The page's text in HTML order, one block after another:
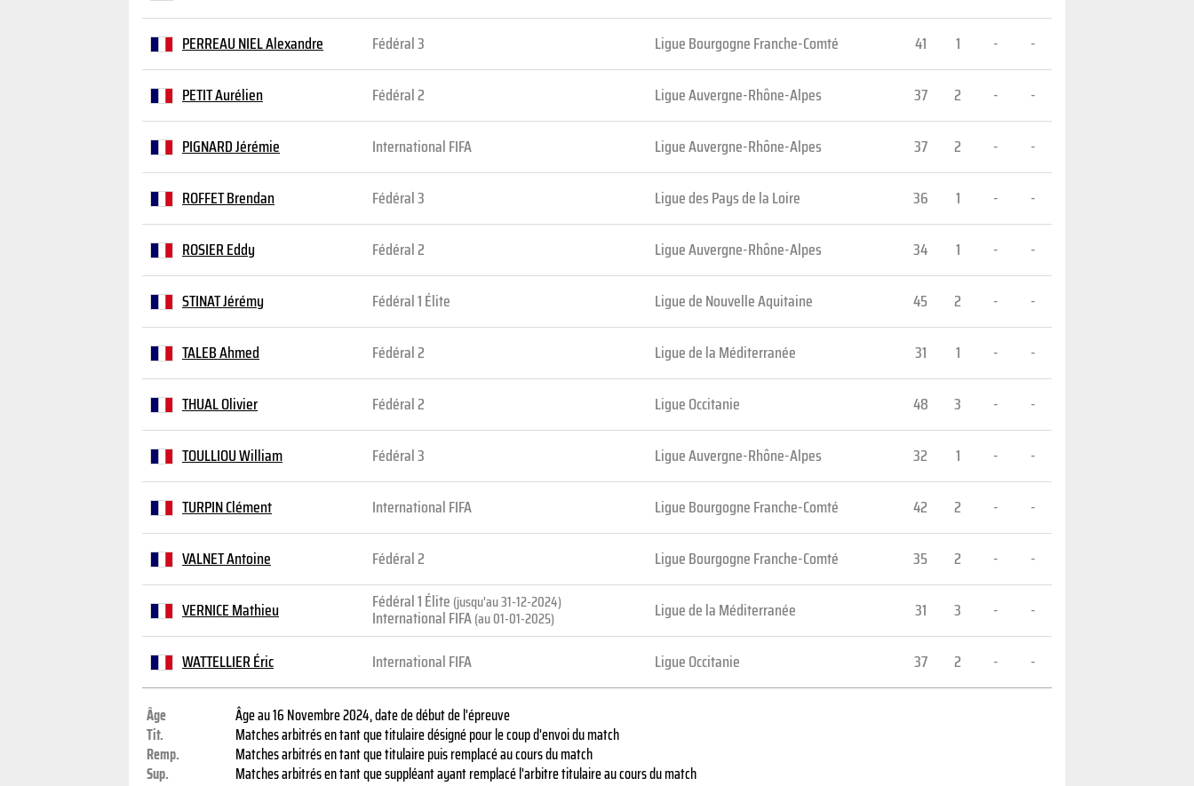
PERREAU NIEL Alexandre Fédéral 3 Ligue Bourgogne Franche-Comté 41 1 - -
PETIT Aurélien Fédéral 2 Ligue Auvergne-Rhône-Alpes 37 2 - -
PIGNARD Jérémie International FIFA Ligue Auvergne-Rhône-Alpes 37 2 - -
ROFFET Brendan Fédéral 3 Ligue des Pays de la Loire 36 1 - -
ROSIER Eddy Fédéral 2 Ligue Auvergne-Rhône-Alpes 34 1 - -
STINAT Jérémy Fédéral 1 Élite Ligue de Nouvelle Aquitaine 45 2 - -
TALEB Ahmed Fédéral 2 Ligue de la Méditerranée 31 1 - -
THUAL Olivier Fédéral 2 Ligue Occitanie 48 3 - -
TOULLIOU William Fédéral 3 Ligue Auvergne-Rhône-Alpes 32 1 - -
TURPIN Clément International FIFA Ligue Bourgogne Franche-Comté 42 2 - -
VALNET Antoine Fédéral 2 Ligue Bourgogne Franche-Comté 35 2 - -
VERNICE Mathieu Fédéral 1 Élite (jusqu'au 31-12-2024)
International FIFA(au 01-01-2025) Ligue de la Méditerranée 31 3 - -
WATTELLIER Éric International FIFA Ligue Occitanie 37 2 - -
Âge
Âge au 16 Novembre 2024, date de début de l'épreuve
Tit.
Matches arbitrés en tant que titulaire désigné pour le coup d'envoi du match
Remp.
Matches arbitrés en tant que titulaire puis remplacé au cours du match
Sup.
Matches arbitrés en tant que suppléant ayant remplacé l'arbitre titulaire au cours du match